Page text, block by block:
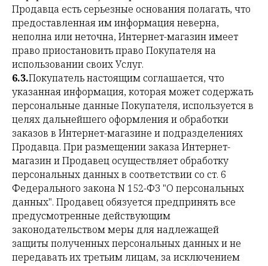
Продавца есть серьезные основания полагать, что
предоставленная им информация неверна,
неполна или неточна, Интернет-магазин имеет
право приостановить право Покупателя на
использовании своих Услуг.
6.3.Покупатель настоящим соглашается, что
указанная информация, которая может содержать
персональные данные Покупателя, используется в
целях дальнейшего оформления и обработки
заказов в Интернет-магазине и подразделениях
Продавца. При размещении заказа Интернет-
магазин и Продавец осуществляет обработку
персональных данных в соответствии со ст. 6
Федерального закона N 152-ФЗ "О персональных
данных". Продавец обязуется предпринять все
предусмотренные действующим
законодательством меры для надлежащей
защиты полученных персональных данных и не
передавать их третьим лицам, за исключением